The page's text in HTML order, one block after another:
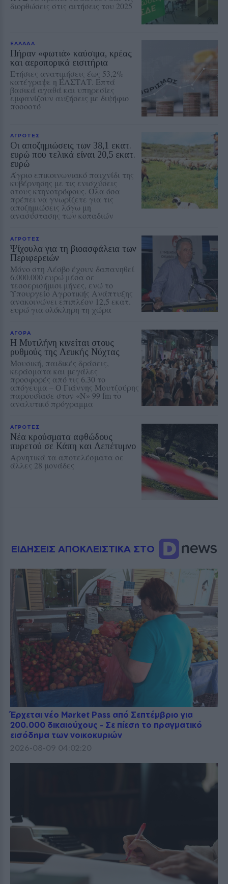
διορθώσεις στις αιτήσεις του 2025
ΕΛΛΑΔΑ
Πήραν «φωτιά» καύσιμα, κρέας
και αεροπορικά εισιτήρια
Ετήσιες ανατιμήσεις έως 53,2%
κατέγραψε η ΕΛΣΤΑΤ. Επτά
βασικά αγαθά και υπηρεσίες
εμφανίζουν αυξήσεις με διψήφιο
ποσοστό
ΑΓΡΟΤΕΣ
Οι αποζημιώσεις των 38,1 εκατ.
ευρώ που τελικά είναι 20,5 εκατ.
ευρώ
Άγριο επικοινωνιακό παιχνίδι της
κυβέρνησης με τις ενισχύσεις
στους κτηνοτρόφους. Όλα όσα
πρέπει να γνωρίζετε για τις
αποζημιώσεις λόγω μη
ανασύστασης των κοπαδιών
ΑΓΡΟΤΕΣ
Ψίχουλα για τη βιοασφάλεια των
Περιφερειών
Μόνο στη Λέσβο έχουν δαπανηθεί
6.000.000 ευρώ μέσα σε
τεσσερισήμισι μήνες, ενώ το
Υπουργείο Αγροτικής Ανάπτυξης
ανακοινώνει επιπλέον 12,5 εκατ.
ευρώ για ολόκληρη τη χώρα
ΑΓΟΡΑ
Η Μυτιλήνη κινείται στους
ρυθμούς της Λευκής Νύχτας
Μουσική, παιδικές δράσεις,
κεράσματα και μεγάλες
προσφορές από τις 6.30 το
απόγευμα – Ο Γιάννης Μουτζούρης
παρουσίασε στον «Ν» 99 fm το
αναλυτικό πρόγραμμα
ΑΓΡΟΤΕΣ
Νέα κρούσματα αφθώδους
πυρετού σε Κάπη και Λεπέτυμνο
Αρνητικά τα αποτελέσματα σε
άλλες 28 μονάδες
ΕΙΔΗΣΕΙΣ ΑΠΟΚΛΕΙΣΤΙΚΑ ΣΤΟ
Έρχεται νέο Market Pass από Σεπτέμβριο για
200.000 δικαιούχους - Σε πίεση το πραγματικό
εισόδημα των νοικοκυριών
2026-08-09 04:02:20